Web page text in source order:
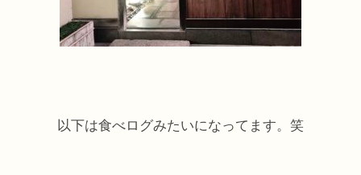
以下は食べログみたいになってます。笑